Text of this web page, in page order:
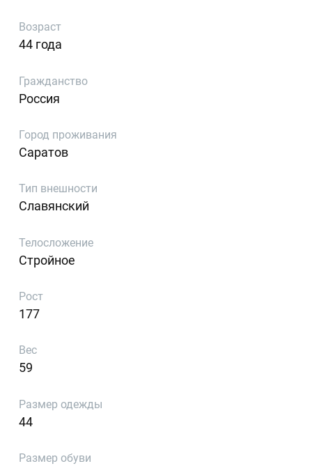
Возраст
44 года
Гражданство
Россия
Город проживания
Саратов
Тип внешности
Славянский
Телосложение
Стройное
Рост
177
Вес
59
Размер одежды
44
Размер обуви